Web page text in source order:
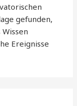
gefunden,
Ereignisse